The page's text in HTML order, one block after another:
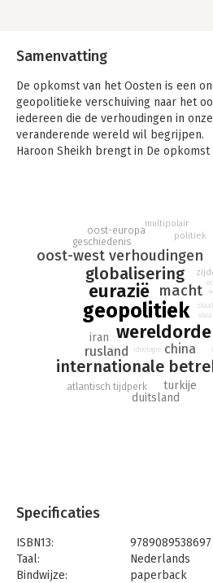
Samenvatting
De opkomst van het Oosten is een
geopolitieke verschuiving naar het
iedereen die de verhoudingen in
veranderende wereld wil begrijpen.
Haroon Sheikh brengt in De
zich in toenemende mate oriënteren
De opkomst van het Oosten is de
artikelenserie in Het Financieele
berichtte over een 'imaginaire
gebied. Hij combineert journalistiek
historische beschouwingen.
panorama waarin de lezer ziet dat
het verschuiven zijn.
geopolitiek
wereldorde
eurazië
globalisering
internationale
macht
oost-west verhoudingen
china
rusland
turkije
iran
duitsland
atlantisch tijdperk
geschiedenis
oost-europa
multipolair
politiek
ideologie
Specificaties
ISBN13:
9789089538697
Taal:
Nederlands
Bindwijze:
paperback